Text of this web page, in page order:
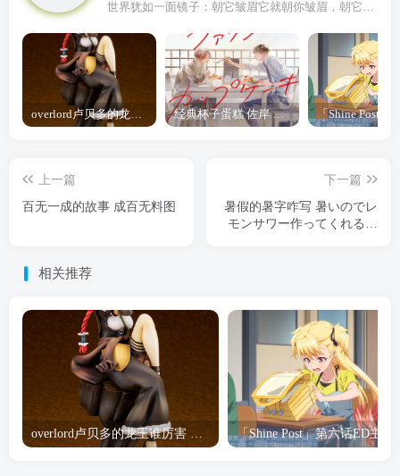
世界犹如一面镜子：朝它皱眉它就朝你皱眉，朝它微笑它也吵你微笑
overlord卢贝多的龙王谁厉害 「Overlord」露普斯蕾琪娜·贝塔手办开订 经典杯子蛋糕 佐岸 漫画「经典杯子蛋糕」宣布真人日剧化
上一篇
百无一成的故事 成百无料图
下一篇
暑假的暑字咋写 暑いのでレ
モンサワー作ってくれるう
相关推荐
overlord卢贝多的龙王谁厉害 「Overlord」露普斯蕾琪娜·贝塔手办开订